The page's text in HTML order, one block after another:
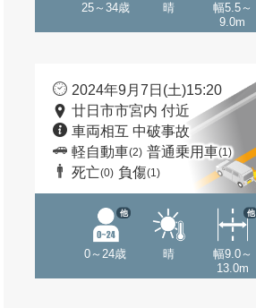
25～34歳 晴
幅5.5～
9.0m
2024年9月7日(土)15:20
廿日市市宮内 付近
車両相互 中破事故
軽自動車(2) 普通乗用車(1)
死亡(0) 負傷(1)
0～24歳
他
晴
幅9.0～
13.0m
他